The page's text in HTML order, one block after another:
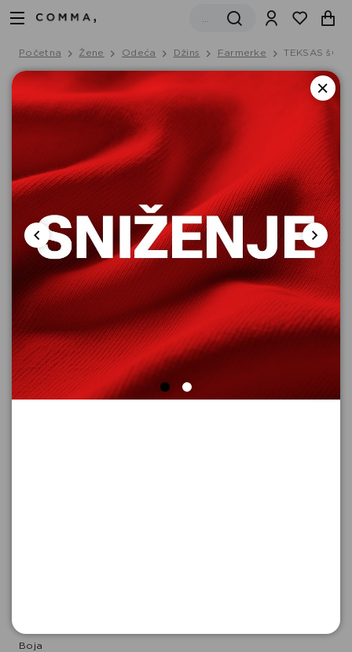
Početna Žene Odeća Džins Farmerke TEKSAS
Boja